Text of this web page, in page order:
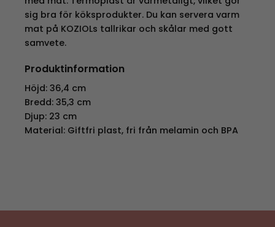
sig bra för köksprodukter. Du kan servera varm
mat på KOZIOLs tallrikar och skålar med gott
samvete.
Produktinformation
Höjd: 36,4 cm
Bredd: 35,3 cm
Djup: 23 cm
Material: Giftfri plast, fri från melamin och BPA